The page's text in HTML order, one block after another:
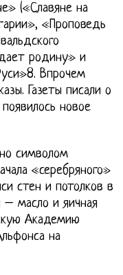
(«Славяне на
«Проповедь
родину» и
Впрочем
Газеты писали о
новое
символом
«серебряного»
стен и потолков в
– масло и яичная
Академию
на